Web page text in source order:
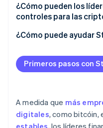
¿Cómo pueden los
controles para las
¿Cómo puede ayudar
Primeros pasos con
A medida que más
digitales, como bitcóin,